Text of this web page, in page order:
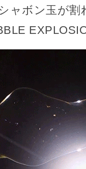
ャボン玉が割